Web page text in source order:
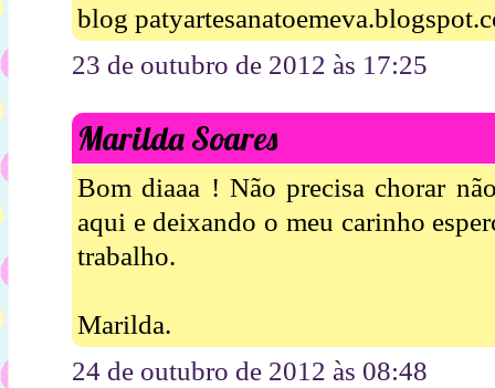
blog
23 de outubro de 2012 às 17:25
Marilda Soares
Bom diaaa ! Não precisa chorar
aqui e deixando o meu carinho
trabalho.
Marilda.
24 de outubro de 2012 às 08:48